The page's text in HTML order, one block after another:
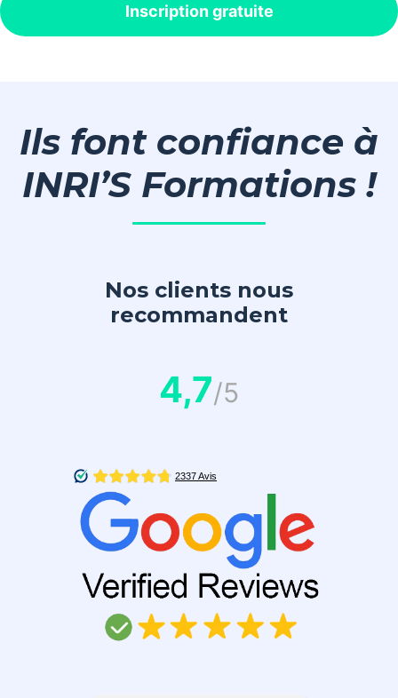
Inscription gratuite
Ils font confiance à
INRI’S Formations !
Nos clients nous
recommandent
4,7/5